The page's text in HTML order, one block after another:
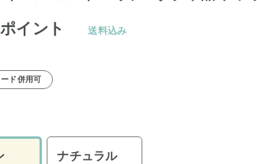
ポイント 送料込み
ド併用可
ナチュラル